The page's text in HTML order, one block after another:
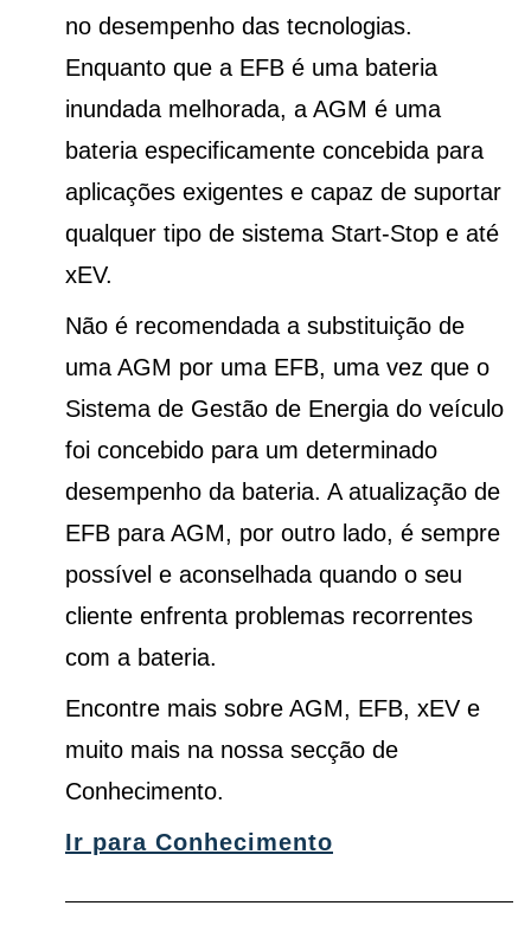
no desempenho das tecnologias.
Enquanto que a EFB é uma bateria
inundada melhorada, a AGM é uma
bateria especificamente concebida para
aplicações exigentes e capaz de suportar
qualquer tipo de sistema Start-Stop e até
xEV.
Não é recomendada a substituição de
uma AGM por uma EFB, uma vez que o
Sistema de Gestão de Energia do veículo
foi concebido para um determinado
desempenho da bateria. A atualização de
EFB para AGM, por outro lado, é sempre
possível e aconselhada quando o seu
cliente enfrenta problemas recorrentes
com a bateria.
Encontre mais sobre AGM, EFB, xEV e
muito mais na nossa secção de
Conhecimento.
Ir para Conhecimento